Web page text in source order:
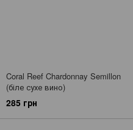
Coral Reef Chardonnay Semillon
(біле сухе вино)
285 грн